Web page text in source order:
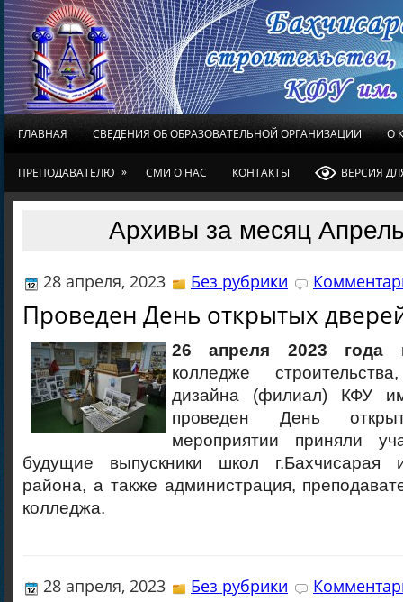
ГЛАВНАЯ СВЕДЕНИЯ ОБ ОБРАЗОВАТЕЛЬНОЙ ОРГАНИЗАЦИИ О
ПРЕПОДАВАТЕЛЮ » СМИ О НАС КОНТАКТЫ ВЕРСИЯ
Архивы за месяц
28 апреля, 2023 Без рубрики
Проведен День открытых
26 апреля 2023 года
колледже
дизайна (филиал) КФУ
проведен День
мероприятии приняли
будущие выпускники школ г.Бахчисарая
района, а также администрация,
колледжа.
28 апреля, 2023 Без рубрики